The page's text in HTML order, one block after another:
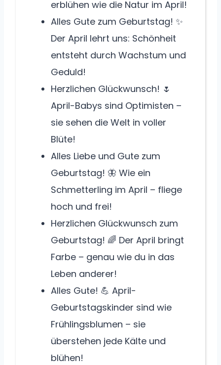
erblühen wie die Natur im April!
Alles Gute zum Geburtstag! ✨
Der April lehrt uns: Schönheit
entsteht durch Wachstum und
Geduld!
Herzlichen Glückwunsch! 🌷
April-Babys sind Optimisten –
sie sehen die Welt in voller
Blüte!
Alles Liebe und Gute zum
Geburtstag! 🦋 Wie ein
Schmetterling im April – fliege
hoch und frei!
Herzlichen Glückwunsch zum
Geburtstag! 🌈 Der April bringt
Farbe – genau wie du in das
Leben anderer!
Alles Gute! 💪 April-
Geburtstagskinder sind wie
Frühlingsblumen – sie
überstehen jede Kälte und
blühen!